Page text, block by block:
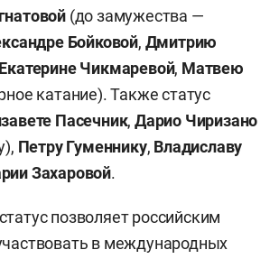
(до замужества —
Бойковой, Дмитрию
Екатерине Чикмаревой, Матвею
катание). Также статус
Пасечник,Дарио Чиризано
Петру Гуменнику, Владиславу
Захаровой.
позволяет российским
в международных